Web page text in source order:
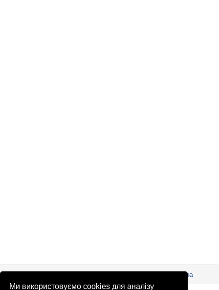
Ми використовуємо cookies для аналізу
© Патріоти України 2026 Правова інформація
Реклама